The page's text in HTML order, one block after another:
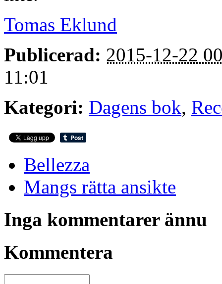
Tomas Eklund
Publicerad: 2015-12-22
11:01
Kategori: Dagens bok,
Bellezza
Mangs rätta ansikte
Inga kommentarer ännu
Kommentera